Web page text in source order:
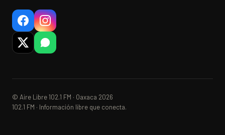
© Aire Libre 102.1 FM · Oaxaca 2026
102.1 FM · Información libre que conecta.